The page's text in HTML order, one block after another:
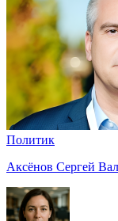
Политик
Аксёнов Сергей